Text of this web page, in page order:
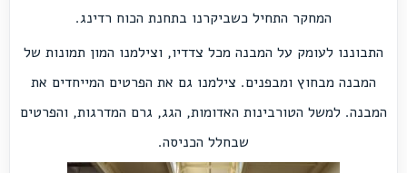
המחקר התחיל כשביקרנו בתחנת הכוח רדינג.
התבוננו לעומק על המבנה מכל צדדיו, וצילמנו המון תמונות של
המבנה מבחוץ ומבפנים. צילמנו גם את הפרטים המייחדים את
המבנה. למשל הטורבינות האדומות, הגג, גרם המדרגות, והפרטים
שבחלל הכניסה.